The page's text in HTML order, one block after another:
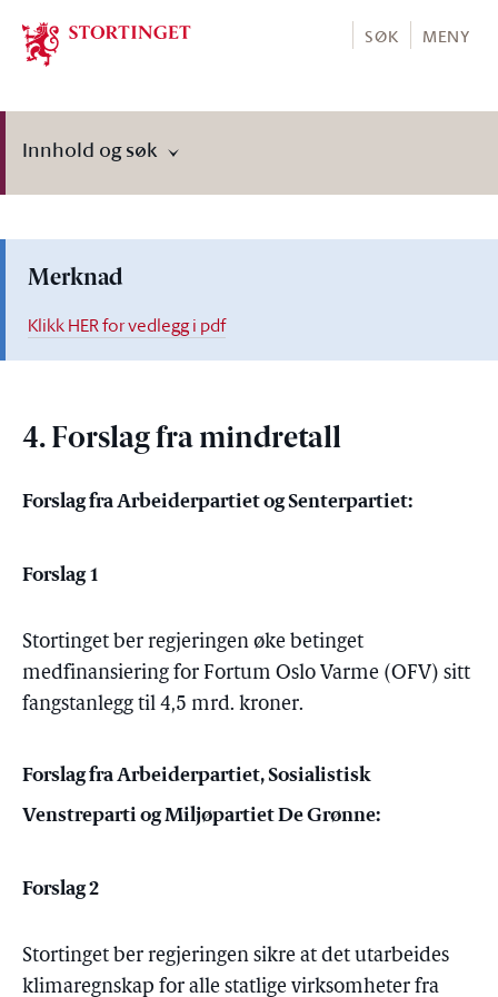
Stortinget.no
SØK MENY
Innhold og søk
Merknad
Klikk HER for vedlegg i pdf
4. Forslag fra mindretall
Forslag fra Arbeiderpartiet og Senterpartiet:
Forslag 1
Stortinget ber regjeringen øke betinget
medfinansiering for Fortum Oslo Varme (OFV) sitt
fangstanlegg til 4,5 mrd. kroner.
Forslag fra Arbeiderpartiet, Sosialistisk
Venstreparti og Miljøpartiet De Grønne:
Forslag 2
Stortinget ber regjeringen sikre at det utarbeides
klimaregnskap for alle statlige virksomheter fra